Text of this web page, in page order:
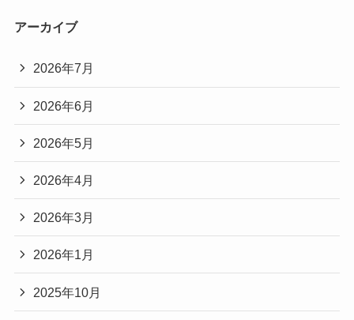
アーカイブ
2026年7月
2026年6月
2026年5月
2026年4月
2026年3月
2026年1月
2025年10月